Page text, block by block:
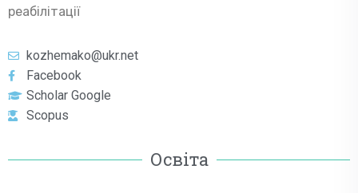
реабілітації
kozhemako@ukr.net
Facebook
Scholar Google
Scopus
Освіта